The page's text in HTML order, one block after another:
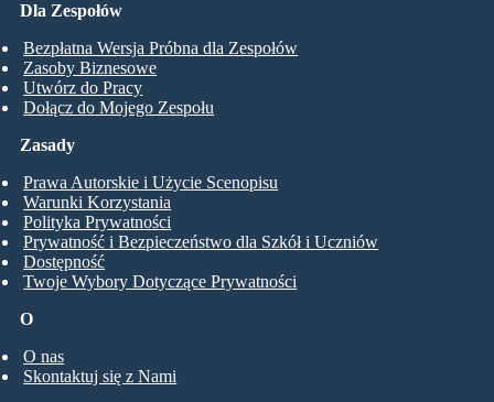
Dla Zespołów
Bezpłatna Wersja Próbna dla Zespołów
Zasoby Biznesowe
Utwórz do Pracy
Dołącz do Mojego Zespołu
O
O nas
Skontaktuj się z Nami
Zasady
Prawa Autorskie i Użycie Scenopisu
Warunki Korzystania
Polityka Prywatności
Prywatność i Bezpieczeństwo dla Szkół i Uczniów
Dostępność
Twoje Wybory Dotyczące Prywatności